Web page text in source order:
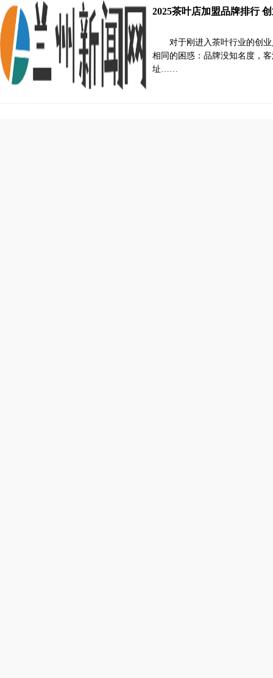
2025茶叶店加盟品牌排行
对于刚进入茶叶行业的创
相同的困惑：品牌没知名度，
址……